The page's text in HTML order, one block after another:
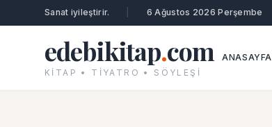
Sanat iyileştirir. 6 Ağustos 2026 Perşembe
edebikitap.com
KITAP • TIYATRO • SÖYLEŞI
ANASAYFA